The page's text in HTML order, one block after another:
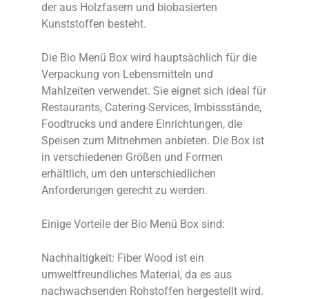
der aus Holzfasern und biobasierten
Kunststoffen besteht.
Die Bio Menü Box wird hauptsächlich für die
Verpackung von Lebensmitteln und
Mahlzeiten verwendet. Sie eignet sich ideal für
Restaurants, Catering-Services, Imbissstände,
Foodtrucks und andere Einrichtungen, die
Speisen zum Mitnehmen anbieten. Die Box ist
in verschiedenen Größen und Formen
erhältlich, um den unterschiedlichen
Anforderungen gerecht zu werden.
Einige Vorteile der Bio Menü Box sind:
Nachhaltigkeit: Fiber Wood ist ein
umweltfreundliches Material, da es aus
nachwachsenden Rohstoffen hergestellt wird.